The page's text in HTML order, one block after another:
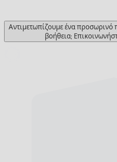
Αντιμετωπίζουμε ένα προσωρινό
βοήθεια;